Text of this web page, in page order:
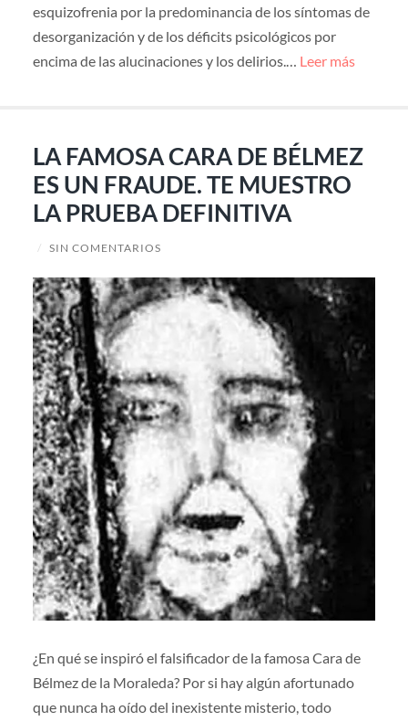
esquizofrenia por la predominancia de los síntomas de
desorganización y de los déficits psicológicos por
encima de las alucinaciones y los delirios.… Leer más
LA FAMOSA CARA DE BÉLMEZ
ES UN FRAUDE. TE MUESTRO
LA PRUEBA DEFINITIVA
/ SIN COMENTARIOS
¿En qué se inspiró el falsificador de la famosa Cara de
Bélmez de la Moraleda? Por si hay algún afortunado
que nunca ha oído del inexistente misterio, todo